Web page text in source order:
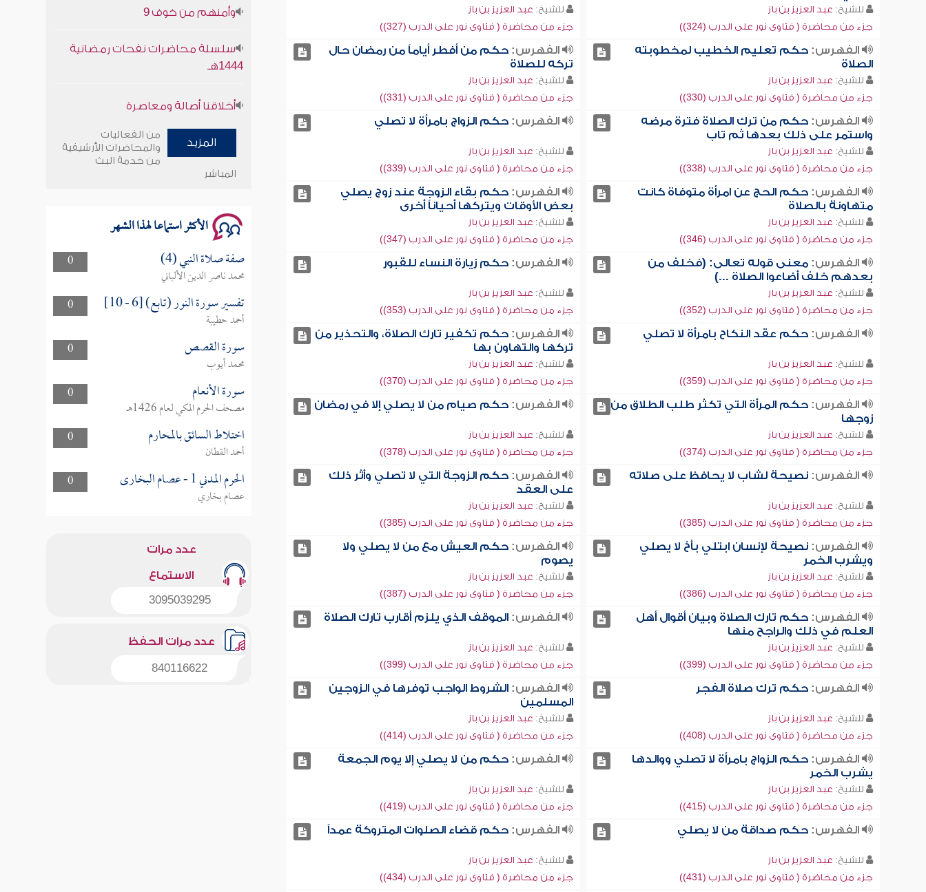
للشيخ: عبد العزيز بن باز
جزء من محاضرة ( فتاوى نور على الدرب (324))
للشيخ: عبد العزيز بن باز
جزء من محاضرة ( فتاوى نور على الدرب (327))
الفهرس:حكم تعليم الخطيب لمخطوبته
الصلاة
للشيخ: عبد العزيز بن باز
جزء من محاضرة ( فتاوى نور على الدرب (330))
الفهرس: حكم من أفطر أياماً من رمضان حال
تركه للصلاة
للشيخ: عبد العزيز بن باز
جزء من محاضرة ( فتاوى نور على الدرب (331))
الفهرس:حكم من ترك الصلاة فترة مرضه
واستمر على ذلك بعدها ثم تاب
للشيخ: عبد العزيز بن باز
جزء من محاضرة ( فتاوى نور على الدرب (338))
الفهرس: حكم الزواج بامرأة لا تصلي
للشيخ: عبد العزيز بن باز
جزء من محاضرة ( فتاوى نور على الدرب (339))
الفهرس:حكم الحج عن امرأة متوفاة كانت
متهاونة بالصلاة
للشيخ: عبد العزيز بن باز
جزء من محاضرة ( فتاوى نور على الدرب (346))
الفهرس: حكم بقاء الزوجة عند زوج يصلي
بعض الأوقات ويتركها أحياناً أخرى
للشيخ: عبد العزيز بن باز
جزء من محاضرة ( فتاوى نور على الدرب (347))
الفهرس:معنى قوله تعالى: (فخلف من
بعدهم خلف أضاعوا الصلاة ...)
للشيخ: عبد العزيز بن باز
جزء من محاضرة ( فتاوى نور على الدرب (352))
الفهرس: حكم زيارة النساء للقبور
للشيخ: عبد العزيز بن باز
جزء من محاضرة ( فتاوى نور على الدرب (353))
الفهرس:حكم عقد النكاح بامرأة لا تصلي
للشيخ: عبد العزيز بن باز
جزء من محاضرة ( فتاوى نور على الدرب (359))
الفهرس: حكم تكفير تارك الصلاة، والتحذير من
تركها والتهاون بها
للشيخ: عبد العزيز بن باز
جزء من محاضرة ( فتاوى نور على الدرب (370))
الفهرس:حكم المرأة التي تكثر طلب الطلاق من
زوجها
للشيخ: عبد العزيز بن باز
جزء من محاضرة ( فتاوى نور على الدرب (374))
الفهرس: حكم صيام من لا يصلي إلا في رمضان
للشيخ: عبد العزيز بن باز
جزء من محاضرة ( فتاوى نور على الدرب (378))
الفهرس:نصيحة لشاب لا يحافظ على صلاته
للشيخ: عبد العزيز بن باز
جزء من محاضرة ( فتاوى نور على الدرب (385))
الفهرس: حكم الزوجة التي لا تصلي وأثر ذلك
على العقد
للشيخ: عبد العزيز بن باز
جزء من محاضرة ( فتاوى نور على الدرب (385))
الفهرس:نصيحة لإنسان ابتلي بأخ لا يصلي
ويشرب الخمر
للشيخ: عبد العزيز بن باز
جزء من محاضرة ( فتاوى نور على الدرب (386))
الفهرس: حكم العيش مع من لا يصلي ولا
يصوم
للشيخ: عبد العزيز بن باز
جزء من محاضرة ( فتاوى نور على الدرب (387))
الفهرس:حكم تارك الصلاة وبيان أقوال أهل
العلم في ذلك والراجح منها
للشيخ: عبد العزيز بن باز
جزء من محاضرة ( فتاوى نور على الدرب (399))
الفهرس: الموقف الذي يلزم أقارب تارك الصلاة
للشيخ: عبد العزيز بن باز
جزء من محاضرة ( فتاوى نور على الدرب (399))
الفهرس:حكم ترك صلاة الفجر
للشيخ: عبد العزيز بن باز
جزء من محاضرة ( فتاوى نور على الدرب (408))
الفهرس: الشروط الواجب توفرها في الزوجين
المسلمين
للشيخ: عبد العزيز بن باز
جزء من محاضرة ( فتاوى نور على الدرب (414))
الفهرس:حكم الزواج بامرأة لا تصلي ووالدها
يشرب الخمر
للشيخ: عبد العزيز بن باز
جزء من محاضرة ( فتاوى نور على الدرب (415))
الفهرس: حكم من لا يصلي إلا يوم الجمعة
للشيخ: عبد العزيز بن باز
جزء من محاضرة ( فتاوى نور على الدرب (419))
الفهرس:حكم صداقة من لا يصلي
للشيخ: عبد العزيز بن باز
جزء من محاضرة ( فتاوى نور على الدرب (431))
الفهرس: حكم قضاء الصلوات المتروكة عمداً
للشيخ: عبد العزيز بن باز
جزء من محاضرة ( فتاوى نور على الدرب (434))
1444هـ
سلسلة محاضرات نفحات رمضانية
1444هـ
المزيد
من الفعاليات
والمحاضرات الأرشيفية
من خدمة البث
المباشر
الأكثر استماعا لهذا الشهر
0 صفة صلاة النبي (4)
محمد ناصر الدين الألباني
0
تفسير سورة النور (تابع) [6 - 10]
أحمد حطيبة
0
سورة القصص
محمد أيوب
0
سورة الأنعام
مصحف الحرم المكي لعام 1426هـ
0
اختلاط السائق بالمحارم
أحمد القطان
0
الحرم المدني 1 - عصام البخارى
عصام بخاري
عدد مرات
الاستماع
3095039295
عدد مرات الحفظ
840116622